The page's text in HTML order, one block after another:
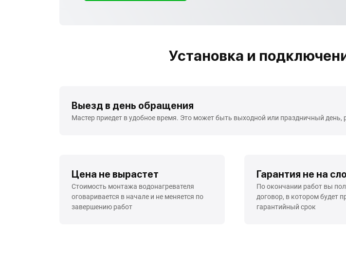
Установка и
Выезд в день обращения
Мастер приедет в удобное время. Это может быть выходной или праздничный день,
Цена не вырастет
Стоимость монтажа водонагревателя
оговаривается в начале и не меняется по
завершению работ
Гарантия не на
По окончании работ вы
договор, в котором будет
гарантийный срок